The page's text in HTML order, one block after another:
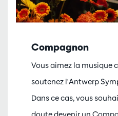
Compagnon
Vous aimez la musique
soutenez l'Antwerp
Dans ce cas, vous